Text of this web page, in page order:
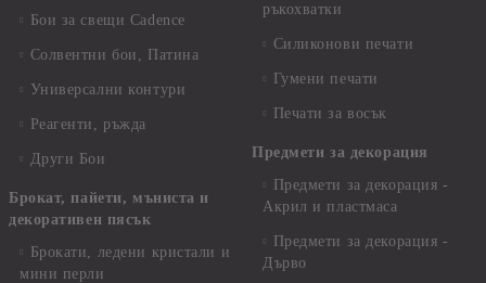
Бои за свещи Cadence
Солвентни бои, Патина
Универсални контури
Реагенти, ръжда
Други Бои
Брокат, пайети, мъниста и
декоративен пясък
Брокати, ледени кристали и
мини перли
ръкохватки
Силиконови печати
Гумени печати
Печати за восък
Предмети за декорация
Предмети за декорация -
Акрил и пластмаса
Предмети за декорация -
Дърво